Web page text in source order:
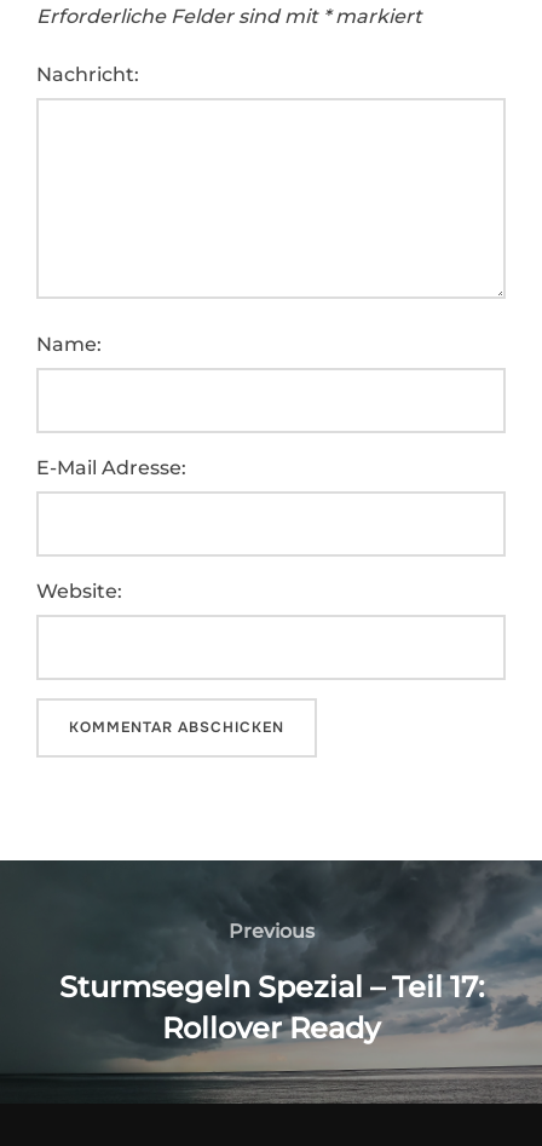
Erforderliche Felder sind mit *markiert
Nachricht:
Name:
E-Mail Adresse:
Website:
Previous
Previous
Sturmsegeln Spezial – Teil 17:
Rollover Ready